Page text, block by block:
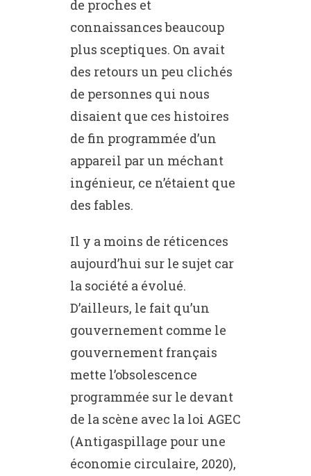
de proches et
connaissances beaucoup
plus sceptiques. On avait
des retours un peu clichés
de personnes qui nous
disaient que ces histoires
de fin programmée d’un
appareil par un méchant
ingénieur, ce n’étaient que
des fables.
Il y a moins de réticences
aujourd’hui sur le sujet car
la société a évolué.
D’ailleurs, le fait qu’un
gouvernement comme le
gouvernement français
mette l’obsolescence
programmée sur le devant
de la scène avec la loi AGEC
(Antigaspillage pour une
économie circulaire, 2020),